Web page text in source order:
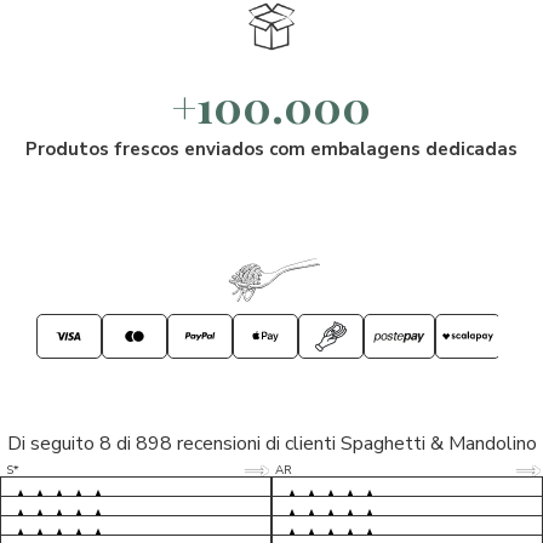
+100.000
Produtos frescos enviados com embalagens dedicadas
Di seguito 8 di 898 recensioni di clienti Spaghetti & Mandolino
S* 5/5
Tutto ok. Consegna celere , pacco
LP 5/5
M* 5/5
MC 5/5
AR 5/5
esperienza sicuramente positiva,
D* 5/5
S* 5/5